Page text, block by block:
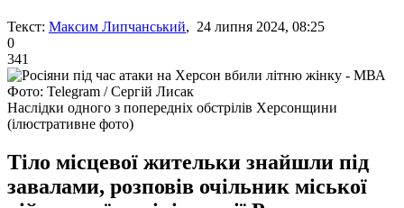
Текст: Максим Липчанський, 24 липня 2024, 08:25
0
341
Фото: Telegram / Сергій Лисак
Наслідки одного з попередніх обстрілів Херсонщини
(ілюстративне фото)
Тіло місцевої жительки знайшли під
завалами, розповів очільник міської